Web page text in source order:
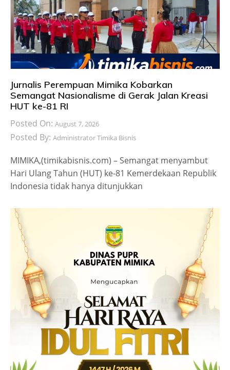
Jurnalis Perempuan Mimika Kobarkan
Semangat Nasionalisme di Gerak Jalan Kreasi
HUT ke-81 RI
Posted On: August 7, 2026
Posted By: Administrator Timika Bisnis
MIMIKA,(timikabisnis.com) – Semangat menyambut
Hari Ulang Tahun (HUT) ke-81 Kemerdekaan Republik
Indonesia tidak hanya ditunjukkan